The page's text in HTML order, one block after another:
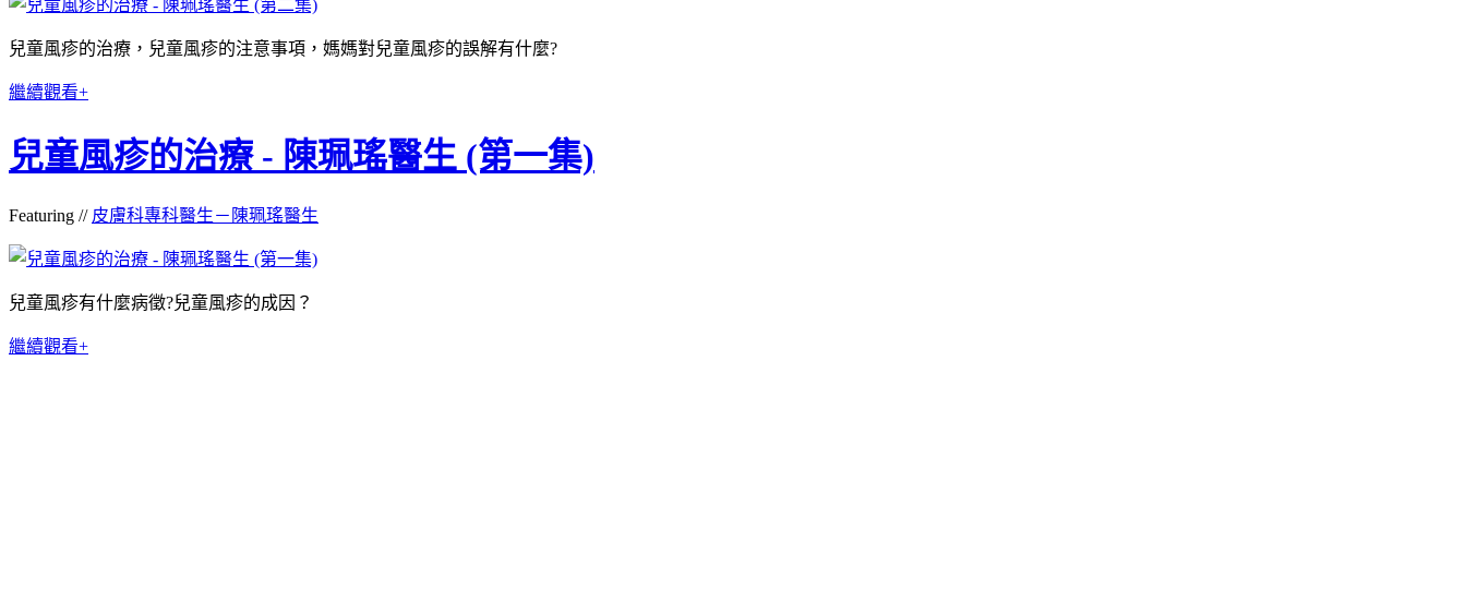
兒童風疹的治療，兒童風疹的注意事項，媽媽對兒童風疹的誤解有什麼?
繼續觀看+
兒童風疹的治療 - 陳珮瑤醫生 (第一集)
Featuring // 皮膚科專科醫生－陳珮瑤醫生
兒童風疹有什麼病徵?兒童風疹的成因？
繼續觀看+